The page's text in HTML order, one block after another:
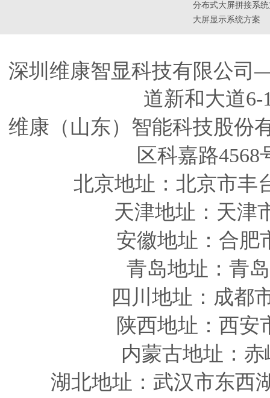
分布式大屏拼接系
大屏显示系统方案
深圳维康智显科技有限公
道新和大道6-
维康（山东）智能科技股
区科嘉路
北京地址：北京市丰
天津地址 ：天津
安徽地址 ：合
青岛地址 ：青
四川 地址 ：成都
陕西地址 ：西
内蒙古地址：
湖北地址：武汉市东西